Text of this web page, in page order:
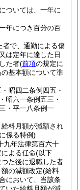
ついては、一年に
年につき百分の百
者で、通勤による傷
は定年に達した日
た者(前項の規定に
基本額について準
昭四二条例四五・
昭六一条例五三・
・平一八条例一
料月額が減額され
係る特例)
九年法律第百六十
よる任命(以下
た後に退職した者
の減額改定(給料
において、当該条